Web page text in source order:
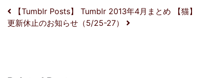
投稿ナビゲーション
【Tumblr Posts】 Tumblr 2013年4月まとめ 【猫】
更新休止のお知らせ（5/25-27）